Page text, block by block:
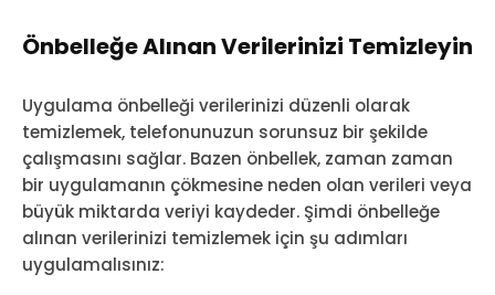
Önbelleğe Alınan Verilerinizi Temizleyin
Uygulama önbelleği verilerinizi düzenli olarak
temizlemek, telefonunuzun sorunsuz bir şekilde
çalışmasını sağlar. Bazen önbellek, zaman zaman
bir uygulamanın çökmesine neden olan verileri veya
büyük miktarda veriyi kaydeder. Şimdi önbelleğe
alınan verilerinizi temizlemek için şu adımları
uygulamalısınız: